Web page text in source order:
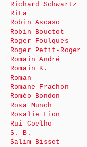
Richard Schwartz
Rita
Robin Ascaso
Robin Bouctot
Roger Foulques
Roger Petit-Roger
Romain André
Romain K.
Roman
Romane Frachon
Roméo Bondon
Rosa Munch
Rosalie Lion
Rui Coelho
S. B.
Salim Bisset